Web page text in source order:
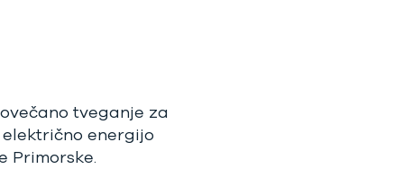
tveganje za
energijo
Primorske.